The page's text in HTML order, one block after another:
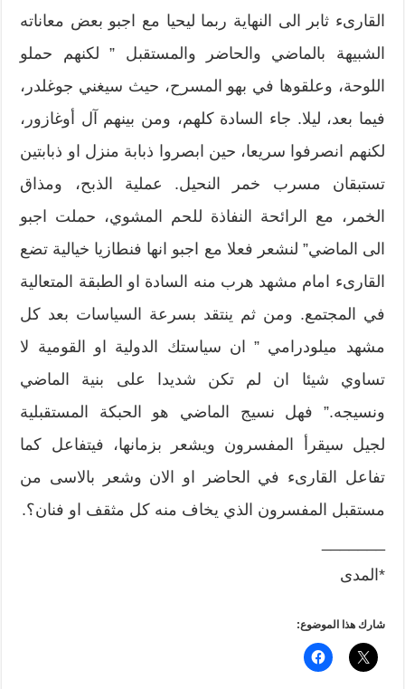
القارىء ثابر الى النهاية ربما ليحيا مع اجبو بعض معاناته
الشبيهة بالماضي والحاضر والمستقبل ” لكنهم حملو
اللوحة، وعلقوها في بهو المسرح، حيث سيغني جوغلدر،
فيما بعد، ليلا. جاء السادة كلهم، ومن بينهم آل أوغازور،
لكنهم انصرفوا سريعا، حين ابصروا ذبابة منزل او ذبابتين
تستبقان مسرب خمر النحيل. عملية الذبح، ومذاق
الخمر، مع الرائحة النفاذة للحم المشوي، حملت اجبو
الى الماضي” لنشعر فعلا مع اجبو انها فنطازيا خيالية تضع
القارىء امام مشهد هرب منه السادة او الطبقة المتعالية
في المجتمع. ومن ثم ينتقد بسرعة السياسات بعد كل
مشهد ميلودرامي ” ان سياستك الدولية او القومية لا
تساوي شيئا ان لم تكن شديدا على بنية الماضي
ونسيجه.” فهل نسيج الماضي هو الحبكة المستقبلية
لجيل سيقرأ المفسرون ويشعر بزمانها، فيتفاعل كما
تفاعل القارىء في الحاضر او الان وشعر بالاسى من
مستقبل المفسرون الذي يخاف منه كل مثقف او فنان؟.
*المدى
شارك هذا الموضوع: